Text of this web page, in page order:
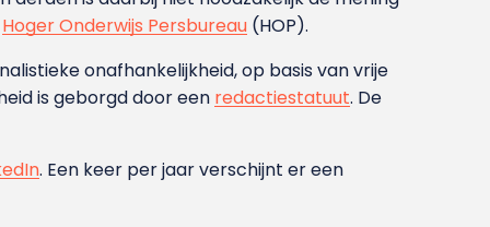
Hoger Onderwijs Persbureau (HOP).
onafhankelijkheid, op basis van vrije
is geborgd door een redactiestatuut. De
. Een keer per jaar verschijnt er een